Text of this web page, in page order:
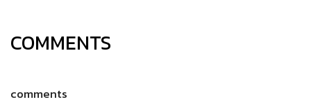
COMMENTS
comments